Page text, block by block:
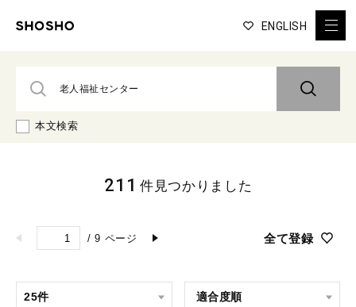
ENGLISH
本文検索
/ 9 ページ 全て登録
211 件見つかりました